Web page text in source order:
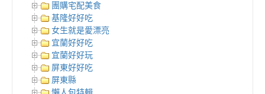
團購宅配美食
基隆好好吃
女生就是愛漂亮
宜蘭好好吃
宜蘭好好玩
屏東好好吃
屏東縣